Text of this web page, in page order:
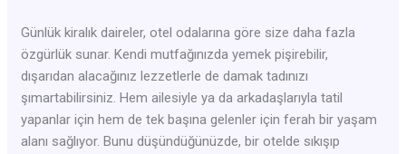
Günlük kiralık daireler, otel odalarına göre size daha fazla
özgürlük sunar. Kendi mutfağınızda yemek pişirebilir,
dışarıdan alacağınız lezzetlerle de damak tadınızı
şımartabilirsiniz. Hem ailesiyle ya da arkadaşlarıyla tatil
yapanlar için hem de tek başına gelenler için ferah bir yaşam
alanı sağlıyor. Bunu düşündüğünüzde, bir otelde sıkışıp